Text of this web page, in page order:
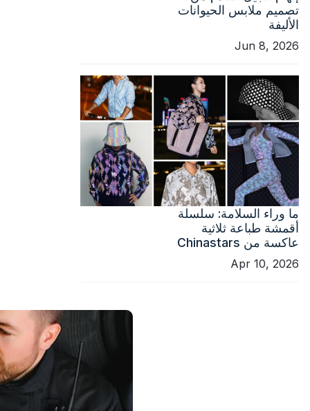
تصميم ملابس الحيوانات
الأليفة
Jun 8, 2026
ما وراء السلامة: سلسلة
أقمشة طباعة ثلاثية
عاكسة من Chinastars
Apr 10, 2026